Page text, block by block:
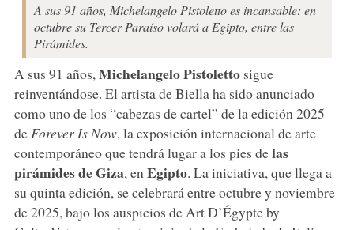
A sus 91 años, Michelangelo Pistoletto es incansable: en
octubre su Tercer Paraíso volará a Egipto, entre las
Pirámides.
A sus 91 años, Michelangelo Pistolettosigue
reinventándose. El artista de Biella ha sido anunciado
como uno de los “cabezas de cartel” de la edición 2025
de Forever Is Now, la exposición internacional de arte
contemporáneo que tendrá lugar a los pies delas
pirámides de Giza, enEgipto. La iniciativa, que llega a
su quinta edición, se celebrará entre octubre y noviembre
de 2025, bajo los auspicios de Art D’Égypte by